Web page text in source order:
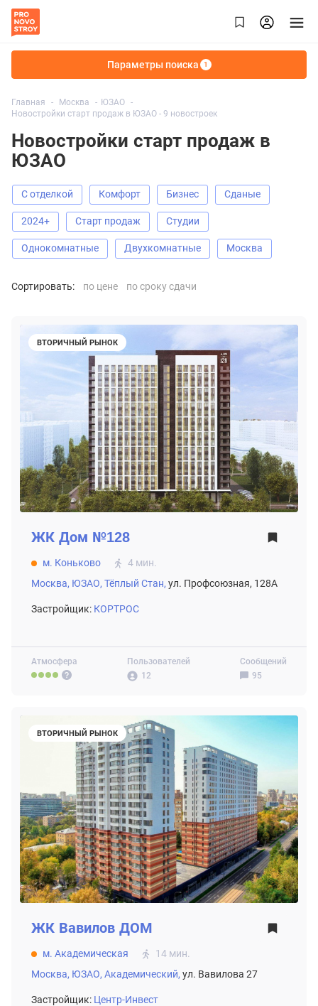
Параметры поиска 1
Главная Москва
ЮЗАО
Новостройки старт продаж в ЮЗАО - 9 новостроек
Новостройки старт продаж в
ЮЗАО
С отделкой Комфорт Бизнес Сданые
2024+ старт продаж Студии
Однокомнатные Двухкомнатные Москва
Сортировать: по цене по сроку сдачи
ВТОРИЧНЫЙ РЫНОК
Атмосфера
Пользователей
12
Сообщений
95
ЖК Дом №128
м. Коньково
4 мин.
Москва, ЮЗАО, Тёплый Стан, ул. Профсоюзная, 128А
Застройщик: КОРТРОС
ВТОРИЧНЫЙ РЫНОК
ЖК Вавилов ДОМ
м. Академическая
14 мин.
Москва, ЮЗАО, Академический, ул. Вавилова 27
Застройщик: Центр-Инвест